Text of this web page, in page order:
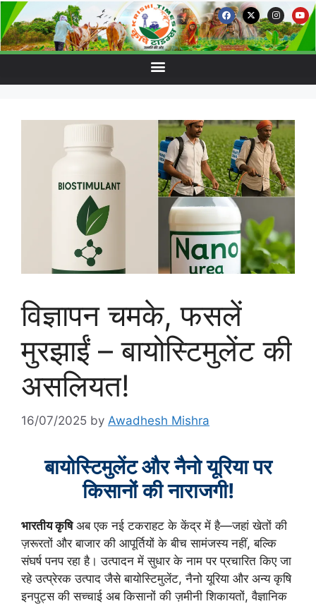
विज्ञापन चमके, फसलें
मुरझाईं – बायोस्टिमुलेंट की
असलियत!
16/07/2025 by Awadhesh Mishra
बायोस्टिमुलेंट और नैनो यूरिया पर
किसानों की नाराजगी!
भारतीय कृषिअब एक नई टकराहट के केंद्र में है—जहां खेतों की
ज़रूरतों और बाजार की आपूर्तियों के बीच सामंजस्य नहीं, बल्कि
संघर्ष पनप रहा है। उत्पादन में सुधार के नाम पर प्रचारित किए जा
रहे उत्प्रेरक उत्पाद जैसे बायोस्टिमुलेंट, नैनो यूरिया और अन्य कृषि
इनपुट्स की सच्चाई अब किसानों की ज़मीनी शिकायतों, वैज्ञानिक